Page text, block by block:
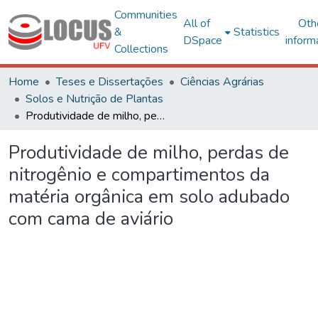
Communities
&
Collections
All of
DSpace
Statistics
Home Teses e Dissertações
Ciências Agrárias
Solos e Nutrição de Plantas
Produtividade de milho, perdas de nitrogênio e compartimentos da matéria orgânica em solo adubado com cama de aviário
Produtividade de milho, perdas de
nitrogênio e compartimentos da
matéria orgânica em solo adubado
com cama de aviário